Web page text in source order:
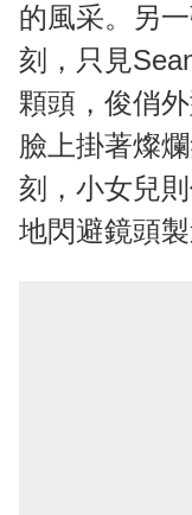
的風采。另
刻，只見
顆頭，俊俏
臉上掛著燦
刻，小女兒
地閃避鏡頭製